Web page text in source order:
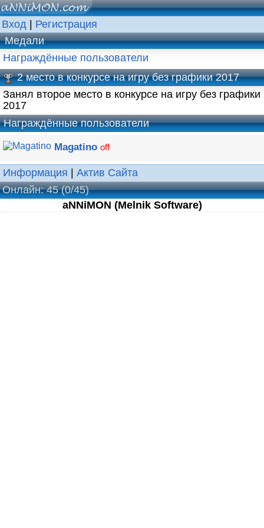
Вход
Регистрация
Медали
Награждённые пользователи
2 место в конкурсе на игру без графики 2017
Занял второе место в конкурсе на игру без графики
2017
Награждённые пользователи
Magatino off
Информация
Актив Сайта
Онлайн: 45 (0/45)
aNNiMON (Melnik Software)